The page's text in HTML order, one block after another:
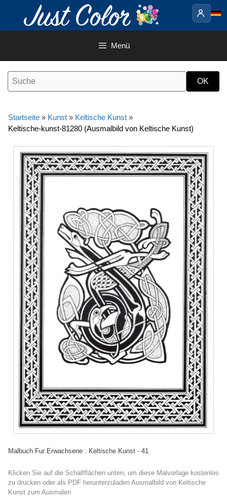
Inhalt
Menü
Startseite » Kunst » Keltische Kunst »
Keltische-kunst-81280 (Ausmalbild von Keltische Kunst)
Malbuch Fur Erwachsene : Keltische Kunst - 41
Klicken Sie auf die Schaltflächen unten, um diese Malvorlage kostenlos
zu drucken oder als PDF herunterzuladen Ausmalbild von Keltische
Kunst zum Ausmalen